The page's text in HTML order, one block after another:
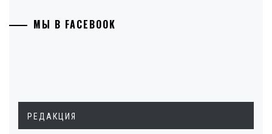
МЫ В FACEBOOK
РЕДАКЦИЯ